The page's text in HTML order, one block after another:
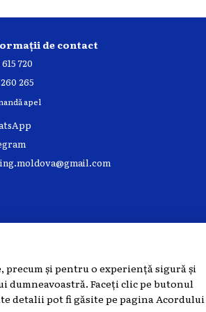
de contact
720
265
apel
și pentru o experiență sigură și
Faceți clic pe butonul
detalii pot fi găsite pe paginaAcordului